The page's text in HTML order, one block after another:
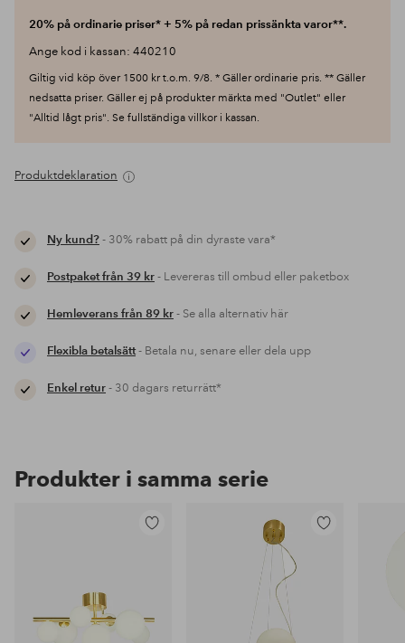
20% på ordinarie priser* + 5% på redan prissänkta varor**.
Ange kod i kassan: 440210
Giltig vid köp över 1500 kr t.o.m. 9/8. * Gäller ordinarie pris. ** Gäller
nedsatta priser. Gäller ej på produkter märkta med "Outlet" eller
"Alltid lågt pris". Se fullständiga villkor i kassan.
Produktdeklaration
Ny kund?- 30% rabatt på din dyraste vara*
Postpaket från 39 kr- Levereras till ombud eller paketbox
Hemleverans från 89 kr- Se alla alternativ här
Flexibla betalsätt- Betala nu, senare eller dela upp
Enkel retur- 30 dagars returrätt*
Produkter i samma serie